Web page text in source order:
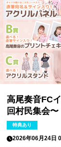
ます。
・当選権利は当選者ご本
その他営利目的での転売
高尾奏音FC
回村民集会
特典あり
2026年06月24日